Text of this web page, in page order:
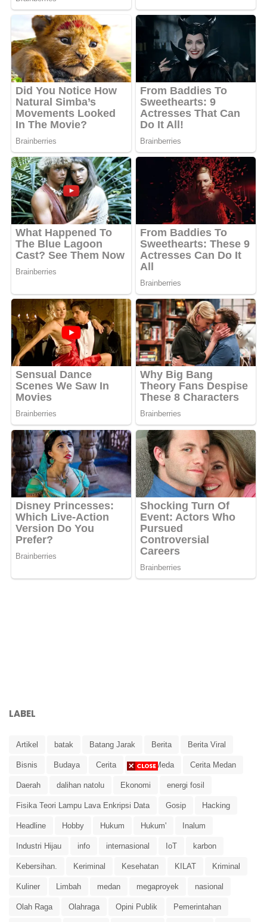
LABEL
Artikel batak Batang Jarak Berita Berita Viral
Bisnis Budaya Cerita Cerita Meda Cerita Medan
Daerah dalihan natolu Ekonomi energi fosil
Fisika Teori Lampu Lava Enkripsi Data Gosip Hacking
Headline Hobby Hukum Hukum' Inalum
Industri Hijau info internasional IoT karbon
Kebersihan. Keriminal Kesehatan KILAT Kriminal
Kuliner Limbah medan megaproyek nasional
Olah Raga Olahraga Opini Publik Pemerintahan